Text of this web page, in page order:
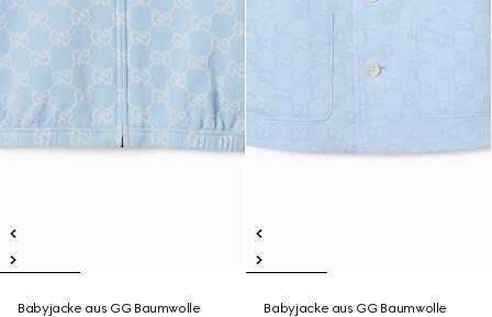
Babyjacke aus GG Baumwolle
Babyjacke aus GG Baumwolle